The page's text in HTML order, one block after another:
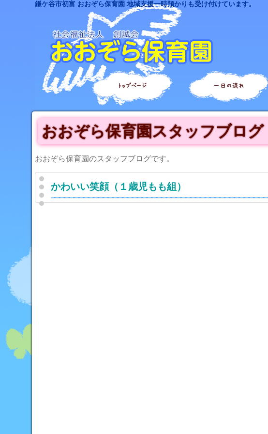
鎌ケ谷市初富 おおぞら保育園 地域支援一時預かりも受け付けています。
トップページ 一日の流れ
おおぞら保育園スタッフブログ
おおぞら保育園のスタッフブログです。
かわいい笑顔（１歳児もも組）